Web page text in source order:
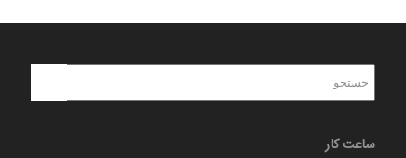
ساعت کار